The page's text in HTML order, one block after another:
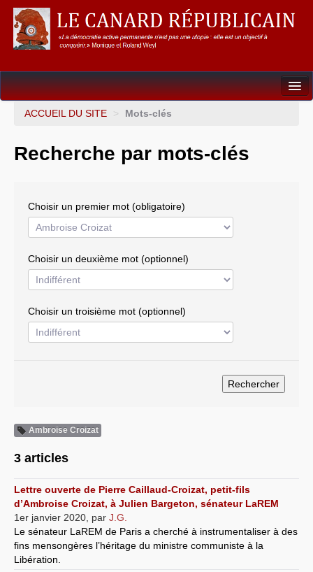
Dossiers
Gouvernance mondiale & mondialisation
Résistances
Systèmes & société sous contrôle
ACCUEIL DU SITE > Mots-clés
Recherche par mots-clés
Choisir un premier mot (obligatoire)
Choisir un deuxième mot (optionnel)
Choisir un troisième mot (optionnel)
Ambroise Croizat
3 articles
Lettre ouverte de Pierre Caillaud-Croizat, petit-fils
d’Ambroise Croizat, à Julien Bargeton, sénateur LaREM
1er janvier 2020 par J.G.
Le sénateur LaREM de Paris a cherché à instrumentaliser à des
fins mensongères l’héritage du ministre communiste à la
Libération.